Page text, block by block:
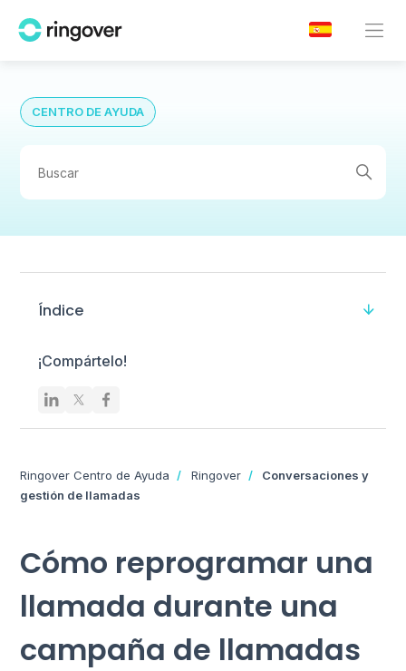
CENTRO DE AYUDA
Índice
¡Compártelo!
Ringover Centro de Ayuda Ringover
Conversaciones y
gestión de llamadas
Cómo reprogramar una
llamada durante una
campaña de llamadas